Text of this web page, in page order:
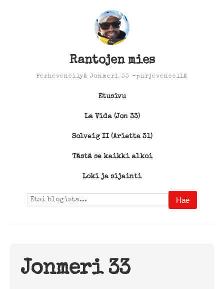
Rantojen mies
Perheveneilyä Jonmeri 33 -purjeveneellä
Etusivu
La Vida (Jon 33)
Solveig II (Arietta 31)
Tästä se kaikki alkoi
Loki ja sijainti
Search
for:
Jonmeri 33